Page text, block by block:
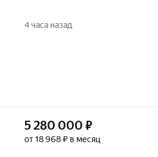
4 часа назад
5 280 000 ₽
от 18 968 ₽ в месяц